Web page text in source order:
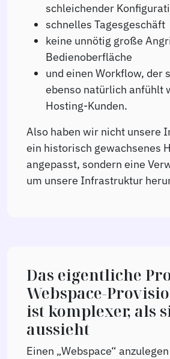
schleichender
schnelles Tagesgeschäft
keine unnötig große
Bedienoberfläche
und einen Workflow, der
ebenso natürlich anfühlt
Hosting-Kunden.
Also haben wir nicht unsere
ein historisch gewachsenes
angepasst, sondern eine
um unsere Infrastruktur
Das eigentliche
Webspace-
ist komplexer, als
aussieht
Einen „Webspace“